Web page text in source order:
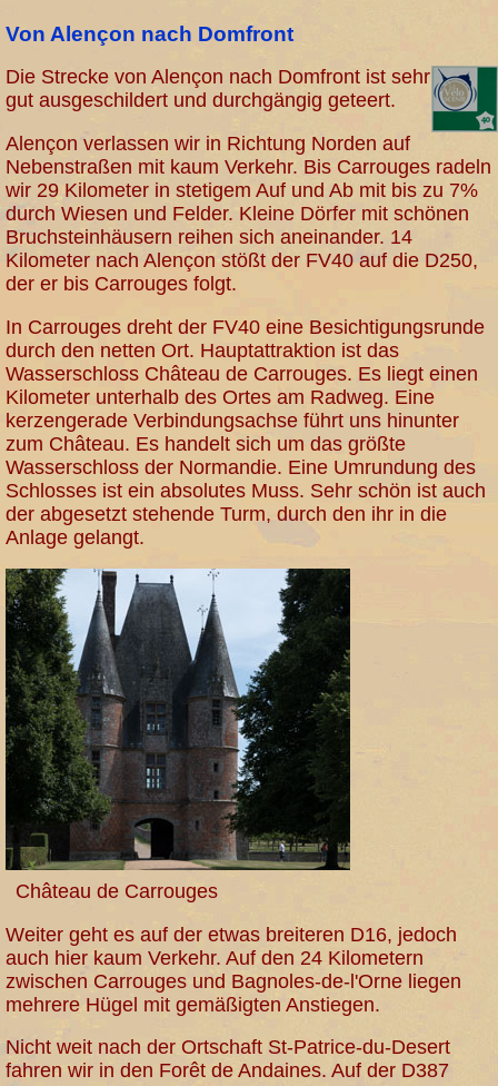
Von Alençon nach Domfront
Die Strecke von Alençon nach Domfront ist sehr
gut ausgeschildert und durchgängig geteert.
Alençon verlassen wir in Richtung Norden auf
Nebenstraßen mit kaum Verkehr. Bis Carrouges radeln
wir 29 Kilometer in stetigem Auf und Ab mit bis zu 7%
durch Wiesen und Felder. Kleine Dörfer mit schönen
Bruchsteinhäusern reihen sich aneinander. 14
Kilometer nach Alençon stößt der FV40 auf die D250,
der er bis Carrouges folgt.
In Carrouges dreht der FV40 eine Besichtigungsrunde
durch den netten Ort. Hauptattraktion ist das
Wasserschloss Château de Carrouges. Es liegt einen
Kilometer unterhalb des Ortes am Radweg. Eine
kerzengerade Verbindungsachse führt uns hinunter
zum Château. Es handelt sich um das größte
Wasserschloss der Normandie. Eine Umrundung des
Schlosses ist ein absolutes Muss. Sehr schön ist auch
der abgesetzt stehende Turm, durch den ihr in die
Anlage gelangt.
Château de Carrouges
Weiter geht es auf der etwas breiteren D16, jedoch
auch hier kaum Verkehr. Auf den 24 Kilometern
zwischen Carrouges und Bagnoles-de-l'Orne liegen
mehrere Hügel mit gemäßigten Anstiegen.
Nicht weit nach der Ortschaft St-Patrice-du-Desert
fahren wir in den Forêt de Andaines. Auf der D387